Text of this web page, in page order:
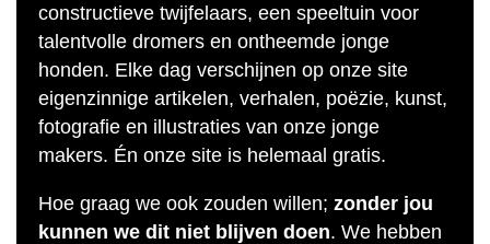
constructieve twijfelaars, een speeltuin voor
talentvolle dromers en ontheemde jonge
honden. Elke dag verschijnen op onze site
eigenzinnige artikelen, verhalen, poëzie, kunst,
fotografie en illustraties van onze jonge
makers. Én onze site is helemaal gratis.
Hoe graag we ook zouden willen; zonder jou
kunnen we dit niet blijven doen. We hebben